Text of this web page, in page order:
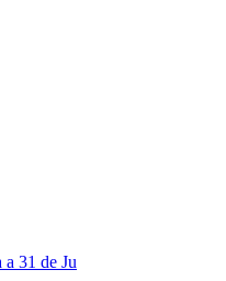
a 31 de Ju